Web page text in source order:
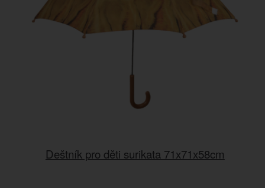
Deštník pro děti surikata 71x71x58cm